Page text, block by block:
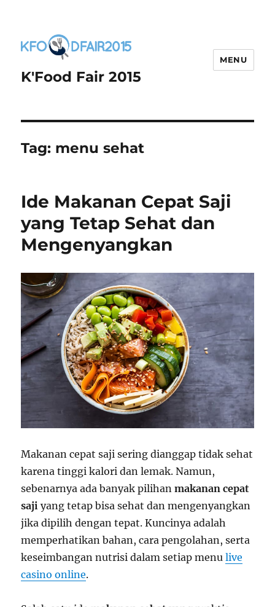
K'Food Fair 2015
MENU
Tag: menu sehat
Ide Makanan Cepat Saji
yang Tetap Sehat dan
Mengenyangkan
Makanan cepat saji sering dianggap tidak sehat
karena tinggi kalori dan lemak. Namun,
sebenarnya ada banyak pilihanmakanan cepat
saji yang tetap bisa sehat dan mengenyangkan
jika dipilih dengan tepat. Kuncinya adalah
memperhatikan bahan, cara pengolahan, serta
keseimbangan nutrisi dalam setiap menulive
casino online.